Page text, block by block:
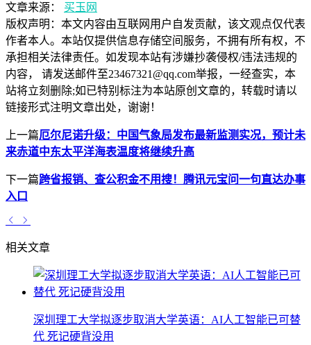
文章来源：
买玉网
版权声明： 本文内容由互联网用户自发贡献，该文观点仅代表
作者本人。本站仅提供信息存储空间服务，不拥有所有权，不
承担相关法律责任。如发现本站有涉嫌抄袭侵权/违法违规的
内容， 请发送邮件至23467321@qq.com举报，一经查实，本
站将立刻删除;如已特别标注为本站原创文章的，转载时请以
链接形式注明文章出处，谢谢！
上一篇厄尔尼诺升级：中国气象局发布最新监测实况，预计未
来赤道中东太平洋海表温度将继续升高
下一篇跨省报销、查公积金不用搜！腾讯元宝问一句直达办事
入口
相关文章
深圳理工大学拟逐步取消大学英语：AI人工智能已可替
代 死记硬背没用